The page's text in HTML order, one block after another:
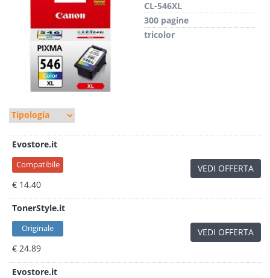
CL-546XL
300 pagine
tricolor
Evostore.it
Compatibile
€ 14.40
VEDI OFFERTA
TonerStyle.it
Originale
€ 24.89
VEDI OFFERTA
Evostore.it